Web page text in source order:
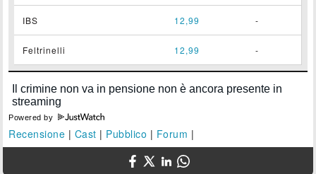
IBS 12,99 -
Feltrinelli 12,99 -
Powered by
Recensione | Cast | Pubblico | Forum |